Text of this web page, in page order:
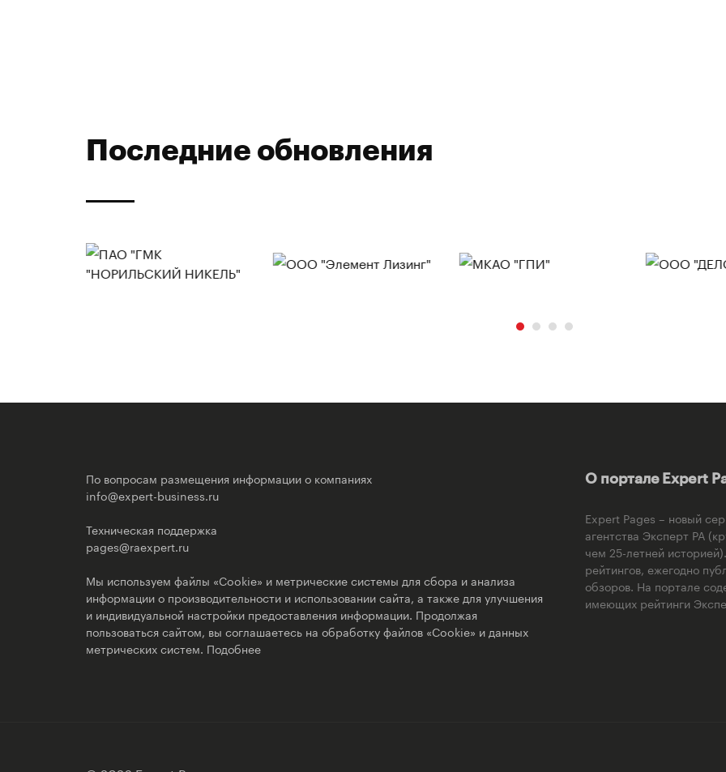
Последние обновления
По вопросам размещения информации о компаниях
info@expert-business.ru
Техническая поддержка
pages@raexpert.ru
Мы используем файлы «Cookie» и метрические системы для сбора и анализа
информации о производительности и использовании сайта, а также для улучшения
и индивидуальной настройки предоставления информации. Продолжая
пользоваться сайтом, вы соглашаетесь на обработку файлов «Cookie» и данных
метрических систем. Подобнее
О портале Expert
Expert Pages – новый
агентства Эксперт РА
чем 25-летней
рейтингов, ежегодно
обзоров. На портале
имеющих рейтинги